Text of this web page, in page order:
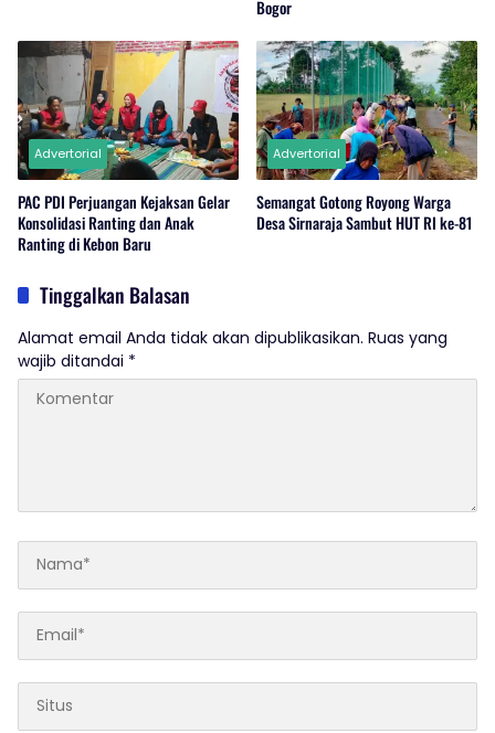
Bogor
Advertorial
PAC PDI Perjuangan Kejaksan Gelar
Konsolidasi Ranting dan Anak
Ranting di Kebon Baru
Advertorial
Semangat Gotong Royong Warga
Desa Sirnaraja Sambut HUT RI ke-81
Tinggalkan Balasan
Alamat email Anda tidak akan dipublikasikan. Ruas yang
wajib ditandai *